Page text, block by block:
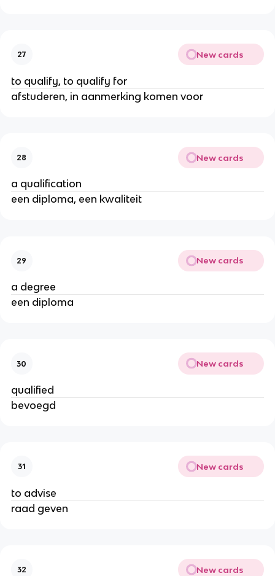
27 New cards
to qualify, to qualify for
afstuderen, in aanmerking komen voor
28 New cards
a qualification
een diploma, een kwaliteit
29 New cards
a degree
een diploma
30 New cards
qualified
bevoegd
31 New cards
to advise
raad geven
32 New cards